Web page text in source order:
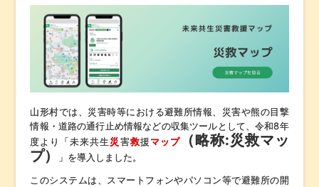
山形村では、災害時等における避難所情報、災害や熊の目撃
情報・道路の通行止め情報などの収集ツールとして、令和8年
度より「未来共生災害救援マップ（略称:災救マッ
プ）
」を導入しました。
このシステムは、スマートフォンやパソコン等で避難所の開